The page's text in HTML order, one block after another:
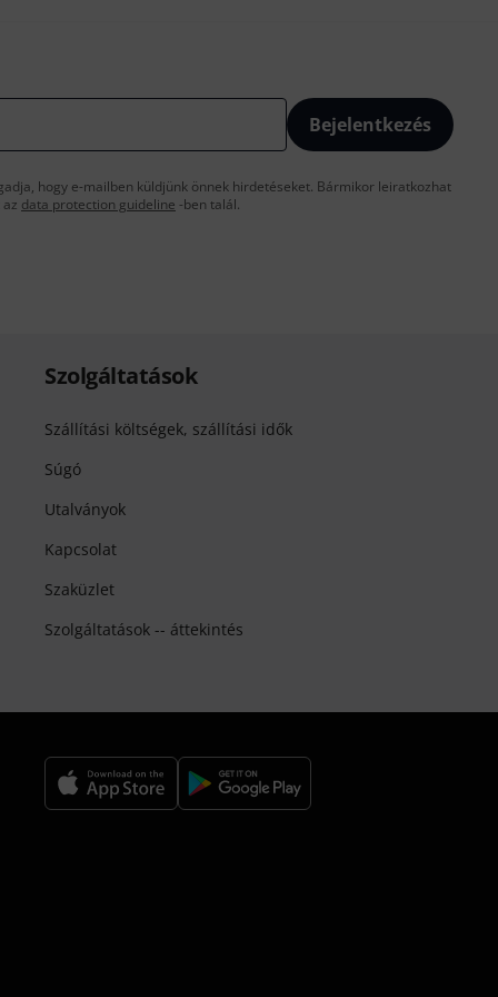
Bejelentkezés
hogy e-mailben küldjünk önnek hirdetéseket. Bármikor leiratkozhat
data protection guideline -ben talál.
Szolgáltatások
Szállítási költségek, szállítási idők
Súgó
Utalványok
Kapcsolat
Szaküzlet
Szolgáltatások -- áttekintés